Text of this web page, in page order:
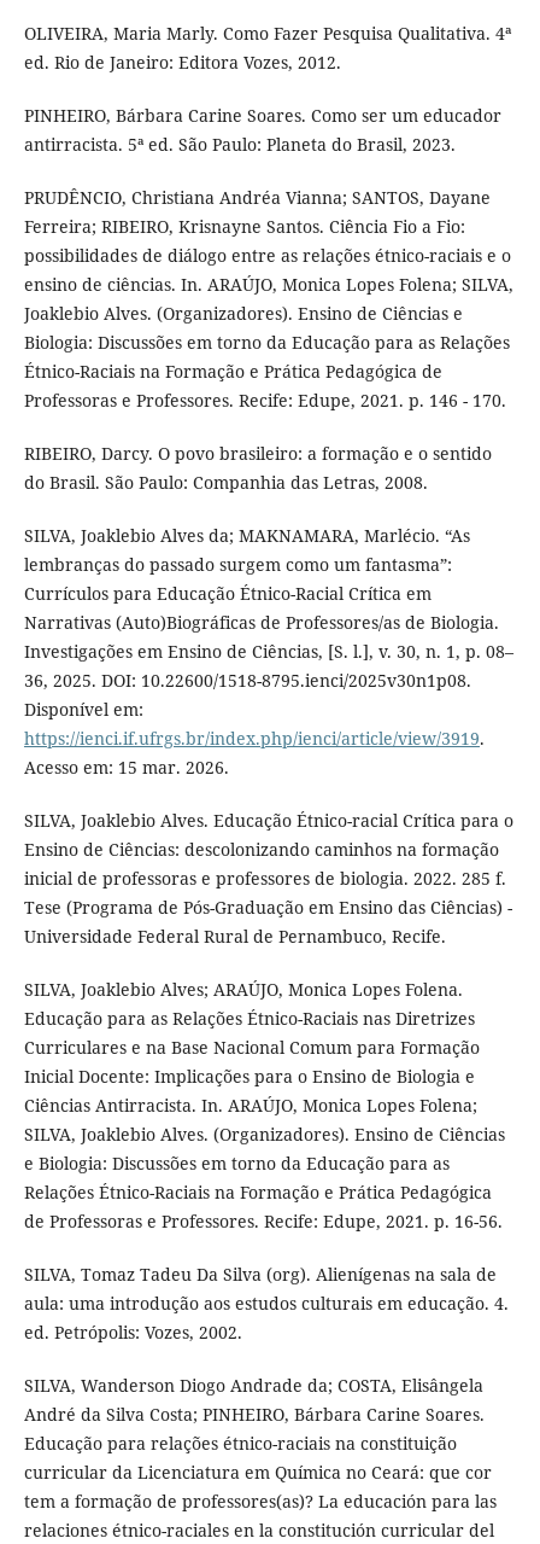
OLIVEIRA, Maria Marly. Como Fazer Pesquisa Qualitativa. 4ª
ed. Rio de Janeiro: Editora Vozes, 2012.
PINHEIRO, Bárbara Carine Soares. Como ser um educador
antirracista. 5ª ed. São Paulo: Planeta do Brasil, 2023.
PRUDÊNCIO, Christiana Andréa Vianna; SANTOS, Dayane
Ferreira; RIBEIRO, Krisnayne Santos. Ciência Fio a Fio:
possibilidades de diálogo entre as relações étnico-raciais e o
ensino de ciências. In. ARAÚJO, Monica Lopes Folena; SILVA,
Joaklebio Alves. (Organizadores). Ensino de Ciências e
Biologia: Discussões em torno da Educação para as Relações
Étnico-Raciais na Formação e Prática Pedagógica de
Professoras e Professores. Recife: Edupe, 2021. p. 146 - 170.
RIBEIRO, Darcy. O povo brasileiro: a formação e o sentido
do Brasil. São Paulo: Companhia das Letras, 2008.
SILVA, Joaklebio Alves da; MAKNAMARA, Marlécio. “As
lembranças do passado surgem como um fantasma”:
Currículos para Educação Étnico-Racial Crítica em
Narrativas (Auto)Biográficas de Professores/as de Biologia.
Investigações em Ensino de Ciências, [S. l.], v. 30, n. 1, p. 08–
36, 2025. DOI: 10.22600/1518-8795.ienci/2025v30n1p08.
Disponível em:
https://ienci.if.ufrgs.br/index.php/ienci/article/view/3919.
Acesso em: 15 mar. 2026.
SILVA, Joaklebio Alves. Educação Étnico-racial Crítica para o
Ensino de Ciências: descolonizando caminhos na formação
inicial de professoras e professores de biologia. 2022. 285 f.
Tese (Programa de Pós-Graduação em Ensino das Ciências) -
Universidade Federal Rural de Pernambuco, Recife.
SILVA, Joaklebio Alves; ARAÚJO, Monica Lopes Folena.
Educação para as Relações Étnico-Raciais nas Diretrizes
Curriculares e na Base Nacional Comum para Formação
Inicial Docente: Implicações para o Ensino de Biologia e
Ciências Antirracista. In. ARAÚJO, Monica Lopes Folena;
SILVA, Joaklebio Alves. (Organizadores). Ensino de Ciências
e Biologia: Discussões em torno da Educação para as
Relações Étnico-Raciais na Formação e Prática Pedagógica
de Professoras e Professores. Recife: Edupe, 2021. p. 16-56.
SILVA, Tomaz Tadeu Da Silva (org). Alienígenas na sala de
aula: uma introdução aos estudos culturais em educação. 4.
ed. Petrópolis: Vozes, 2002.
SILVA, Wanderson Diogo Andrade da; COSTA, Elisângela
André da Silva Costa; PINHEIRO, Bárbara Carine Soares.
Educação para relações étnico-raciais na constituição
curricular da Licenciatura em Química no Ceará: que cor
tem a formação de professores(as)? La educación para las
relaciones étnico-raciales en la constitución curricular del